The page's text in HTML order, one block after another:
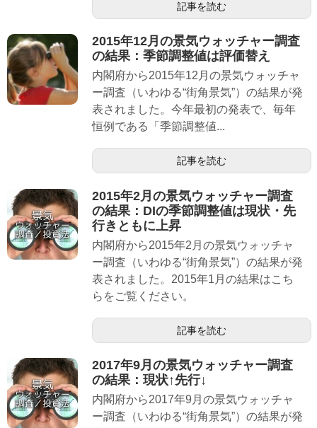
記事を読む
2015年12月の景気ウォッチャー調査
の結果：季節調整値は評価替え
内閣府から2015年12月の景気ウォッチャ
ー調査（いわゆる“街角景気”）の結果が発
表されました。今年最初の発表で、毎年
恒例である「季節調整値...
記事を読む
2015年2月の景気ウォッチャー調査
の結果：DIの季節調整値は現状・先
行きともに上昇
内閣府から2015年2月の景気ウォッチャ
ー調査（いわゆる“街角景気”）の結果が発
表されました。2015年1月の結果はこち
らをご覧ください。
記事を読む
2017年9月の景気ウォッチャー調査
の結果：現状↑先行↓
内閣府から2017年9月の景気ウォッチャ
ー調査（いわゆる“街角景気”）の結果が発